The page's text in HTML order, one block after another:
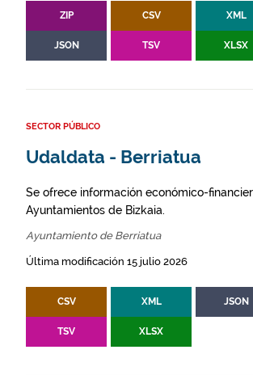
ZIP CSV XML
JSON TSV XLSX
SECTOR PÚBLICO
Udaldata - Berriatua
Se ofrece información económico-
Ayuntamientos de Bizkaia.
Ayuntamiento de Berriatua
Última modificación 15 julio 2026
CSV XML JSON
TSV XLSX